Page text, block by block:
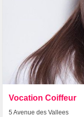
Vocation Coiffeur
5 Avenue des Vallees